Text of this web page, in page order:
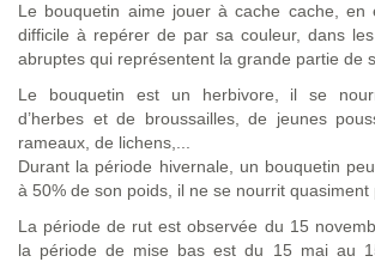
Le bouquetin aime jouer à cache cache, en
difficile à repérer de par sa couleur, dans
abruptes qui représentent la grande partie de
Le bouquetin est un herbivore, il se
d’herbes et de broussailles, de jeunes
rameaux, de lichens,...
Durant la période hivernale, un bouquetin
à 50% de son poids, il ne se nourrit quasiment
La période de rut est observée du 15
la période de mise bas est du 15 mai au